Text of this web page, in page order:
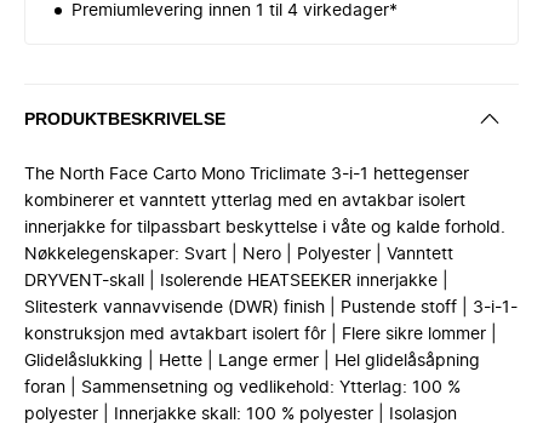
Premiumlevering innen 1 til 4 virkedager*
PRODUKTBESKRIVELSE
The North Face Carto Mono Triclimate 3-i-1 hettegenser
kombinerer et vanntett ytterlag med en avtakbar isolert
innerjakke for tilpassbart beskyttelse i våte og kalde forhold.
Nøkkelegenskaper: Svart | Nero | Polyester | Vanntett
DRYVENT-skall | Isolerende HEATSEEKER innerjakke |
Slitesterk vannavvisende (DWR) finish | Pustende stoff | 3-i-1-
konstruksjon med avtakbart isolert fôr | Flere sikre lommer |
Glidelåslukking | Hette | Lange ermer | Hel glidelåsåpning
foran | Sammensetning og vedlikehold: Ytterlag: 100 %
polyester | Innerjakke skall: 100 % polyester | Isolasjon